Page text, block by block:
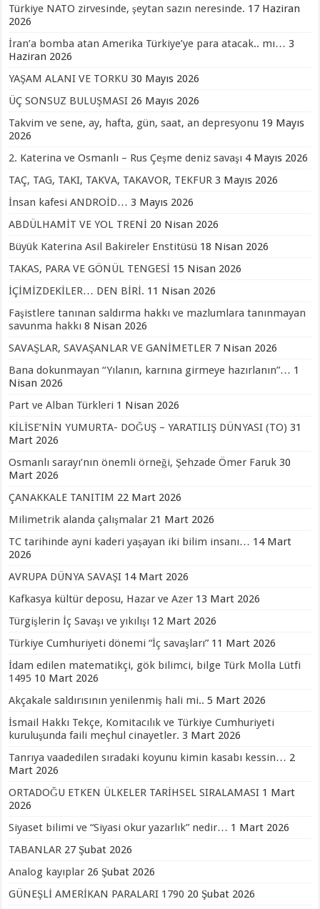
Türkiye NATO zirvesinde, şeytan sazın neresinde. 17 Haziran
2026
İran’a bomba atan Amerika Türkiye’ye para atacak.. mı… 3
Haziran 2026
YAŞAM ALANI VE TORKU 30 Mayıs 2026
ÜÇ SONSUZ BULUŞMASI 26 Mayıs 2026
Takvim ve sene, ay, hafta, gün, saat, an depresyonu 19 Mayıs
2026
2. Katerina ve Osmanlı – Rus Çeşme deniz savaşı 4 Mayıs 2026
TAÇ, TAG, TAKI, TAKVA, TAKAVOR, TEKFUR 3 Mayıs 2026
İnsan kafesi ANDROİD… 3 Mayıs 2026
ABDÜLHAMİT VE YOL TRENİ 20 Nisan 2026
Büyük Katerina Asil Bakireler Enstitüsü 18 Nisan 2026
TAKAS, PARA VE GÖNÜL TENGESİ 15 Nisan 2026
İÇİMİZDEKİLER… DEN BİRİ. 11 Nisan 2026
Faşistlere tanınan saldırma hakkı ve mazlumlara tanınmayan
savunma hakkı 8 Nisan 2026
SAVAŞLAR, SAVAŞANLAR VE GANİMETLER 7 Nisan 2026
Bana dokunmayan “Yılanın, karnına girmeye hazırlanın”… 1
Nisan 2026
Part ve Alban Türkleri 1 Nisan 2026
KİLİSE’NİN YUMURTA- DOĞUŞ – YARATILIŞ DÜNYASI (TO) 31
Mart 2026
Osmanlı sarayı’nın önemli örneği, Şehzade Ömer Faruk 30
Mart 2026
ÇANAKKALE TANITIM 22 Mart 2026
Milimetrik alanda çalışmalar 21 Mart 2026
TC tarihinde ayni kaderi yaşayan iki bilim insanı… 14 Mart
2026
AVRUPA DÜNYA SAVAŞI 14 Mart 2026
Kafkasya kültür deposu, Hazar ve Azer 13 Mart 2026
Türgişlerin İç Savaşı ve yıkılışı 12 Mart 2026
Türkiye Cumhuriyeti dönemi “İç savaşları” 11 Mart 2026
İdam edilen matematikçi, gök bilimci, bilge Türk Molla Lütfi
1495 10 Mart 2026
Akçakale saldırısının yenilenmiş hali mi.. 5 Mart 2026
İsmail Hakkı Tekçe, Komitacılık ve Türkiye Cumhuriyeti
kuruluşunda faili meçhul cinayetler. 3 Mart 2026
Tanrıya vaadedilen sıradaki koyunu kimin kasabı kessin… 2
Mart 2026
ORTADOĞU ETKEN ÜLKELER TARİHSEL SIRALAMASI 1 Mart
2026
Siyaset bilimi ve “Siyasi okur yazarlık” nedir… 1 Mart 2026
TABANLAR 27 Şubat 2026
Analog kayıplar 26 Şubat 2026
GÜNEŞLİ AMERİKAN PARALARI 1790 20 Şubat 2026